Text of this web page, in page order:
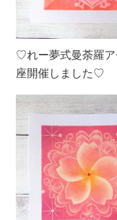
♡れー夢式曼荼羅
座開催しました♡